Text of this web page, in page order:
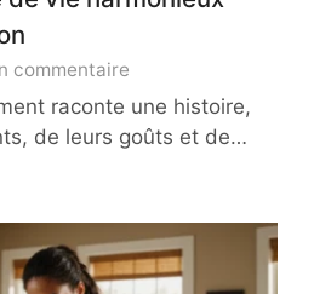
commentaire
Créer
un
espace
harmonieux
dans
votre
raconte une histoire,
de leurs goûts et de…